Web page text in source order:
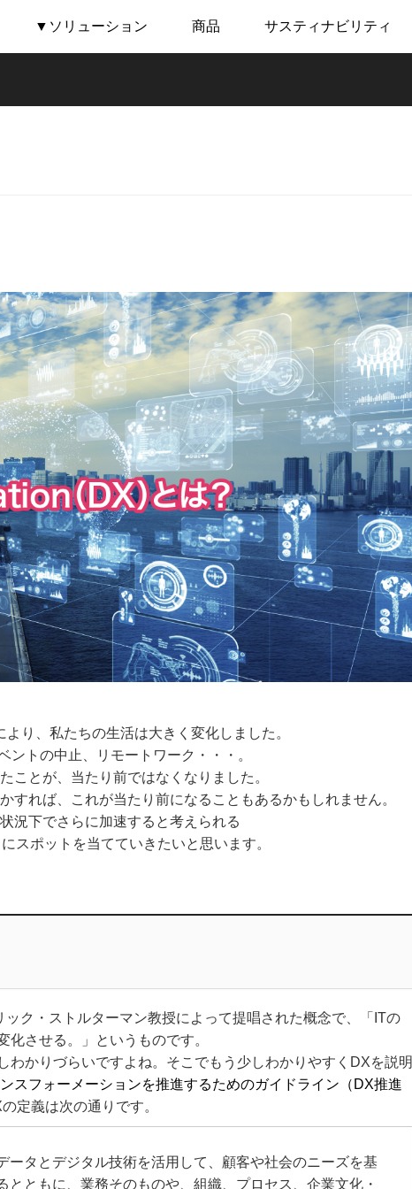
▼ソリューション 商品 サスティナビリティ
り、私たちの生活は大きく変化しました。
ントの中止、リモートワーク・・・。
ことが、当たり前ではなくなりました。
すれば、これが当たり前になることもあるかもしれません。
況下でさらに加速すると考えられる
スポットを当てていきたいと思います。
ク・ストルターマン教授によって提唱された概念で、「ITの
化させる。」というものです。
かりづらいですよね。そこでもう少しわかりやすくDXを説明
スフォーメーションを推進するためのガイドライン（DX推進
定義は次の通りです。
ータとデジタル技術を活用して、顧客や社会のニーズを基
ともに、業務そのものや、組織、プロセス、企業文化・